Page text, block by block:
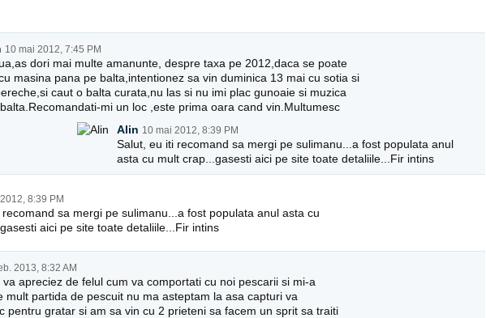
10 mai 2012, 7:45 PM
dori mai multe amanunte, despre taxa pe 2012,daca se poate
masina pana pe balta,intentionez sa vin duminica 13 mai cu sotia si
caut o balta curata,nu las si nu imi plac gunoaie si muzica
mi un loc ,este prima oara cand vin.Multumesc
Alin 10 mai 2012, 8:39 PM
Salut, eu iti recomand sa mergi pe sulimanu...a fost populata anul
asta cu mult crap...gasesti aici pe site toate detaliile...Fir intins
8:39 PM
sa mergi pe sulimanu...a fost populata anul asta cu
aici pe site toate detaliile...Fir intins
2013, 8:32 AM
va apreciez de felul cum va comportati cu noi pescarii si mi-a
mult partida de pescuit nu ma asteptam la asa capturi va
pentru gratar si am sa vin cu 2 prieteni sa facem un sprit sa traiti